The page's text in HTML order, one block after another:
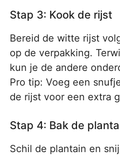
Stap 3: Kook de rijst
Bereid de witte rijst
op de verpakking.
kun je de andere
Pro tip: Voeg een
de rijst voor een extra
Stap 4: Bak de
Schil de plantain en